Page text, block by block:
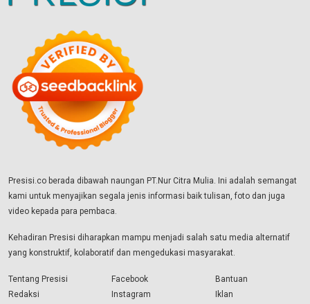
Presisi.co berada dibawah naungan PT.Nur Citra Mulia. Ini adalah semangat
kami untuk menyajikan segala jenis informasi baik tulisan, foto dan juga
video kepada para pembaca.
Kehadiran Presisi diharapkan mampu menjadi salah satu media alternatif
yang konstruktif, kolaboratif dan mengedukasi masyarakat.
Tentang Presisi
Redaksi
Facebook
Instagram
Bantuan
Iklan